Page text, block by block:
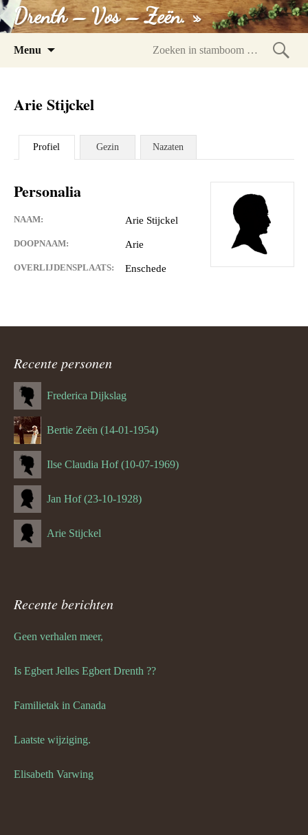
Drenth – Vos – Zeën. »
Menu
Arie Stijckel
Profiel Gezin Nazaten
Personalia
NAAM: Arie Stijckel
DOOPNAAM: Arie
OVERLIJDENSPLAATS: Enschede
Recente personen
Frederica Dijkslag
Bertie Zeën (14-01-1954)
Ilse Claudia Hof (10-07-1969)
Jan Hof (23-10-1928)
Arie Stijckel
Recente berichten
Geen verhalen meer,
Is Egbert Jelles Egbert Drenth ??
Familietak in Canada
Laatste wijziging.
Elisabeth Varwing